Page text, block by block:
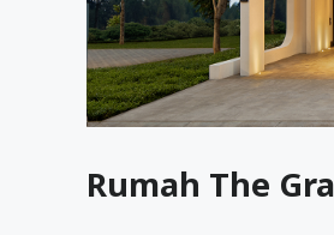
Rumah The